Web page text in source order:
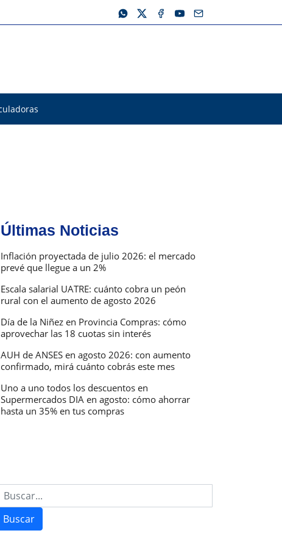
Últimas Noticias
Inflación proyectada de julio 2026: el mercado
prevé que llegue a un 2%
Escala salarial UATRE: cuánto cobra un peón
rural con el aumento de agosto 2026
Día de la Niñez en Provincia Compras: cómo
aprovechar las 18 cuotas sin interés
AUH de ANSES en agosto 2026: con aumento
confirmado, mirá cuánto cobrás este mes
Uno a uno todos los descuentos en
Supermercados DIA en agosto: cómo ahorrar
hasta un 35% en tus compras
Buscar